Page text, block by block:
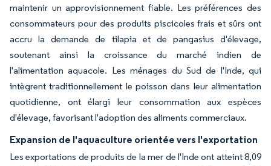
maintenir un approvisionnement fiable. Les préférences des
consommateurs pour des produits piscicoles frais et sûrs ont
accru la demande de tilapia et de pangasius d'élevage,
soutenant ainsi la croissance du marché indien de
l'alimentation aquacole. Les ménages du Sud de l'Inde, qui
intègrent traditionnellement le poisson dans leur alimentation
quotidienne, ont élargi leur consommation aux espèces
d'élevage, favorisant l'adoption des aliments commerciaux.
Expansion de l'aquaculture orientée vers l'exportation
Les exportations de produits de la mer de l'Inde ont atteint 8,09